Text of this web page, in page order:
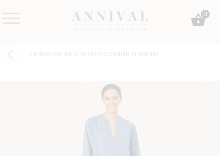
&
0
FARKKUMEKKO NOKOLO SININEN MASAI